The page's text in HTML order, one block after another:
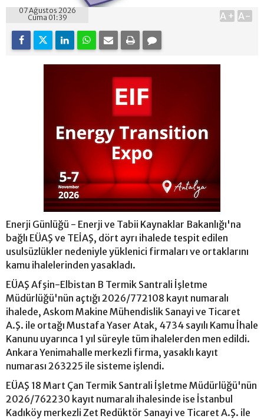
07 Ağustos 2026
Cuma 01:39
A+ A-
Enerji Günlüğü - Enerji ve Tabii Kaynaklar Bakanlığı'na
bağlı EÜAŞ ve TEİAŞ, dört ayrı ihalede tespit edilen
usulsüzlükler nedeniyle yüklenici firmaları ve ortaklarını
kamu ihalelerinden yasakladı.
EÜAŞ Afşin-Elbistan B Termik Santrali İşletme
Müdürlüğü'nün açtığı 2026/772108 kayıt numaralı
ihalede, Askom Makine Mühendislik Sanayi ve Ticaret
A.Ş. ile ortağı Mustafa Yaser Atak, 4734 sayılı Kamu İhale
Kanunu uyarınca 1 yıl süreyle tüm ihalelerden men edildi.
Ankara Yenimahalle merkezli firma, yasaklı kayıt
numarası 263225 ile sisteme işlendi.
EÜAŞ 18 Mart Çan Termik Santrali İşletme Müdürlüğü'nün
2026/762230 kayıt numaralı ihalesinde ise İstanbul
Kadıköy merkezli Zet Redüktör Sanayi ve Ticaret A.Ş. ile